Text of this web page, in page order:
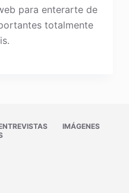
para enterarte de
totalmente
IMÁGENES